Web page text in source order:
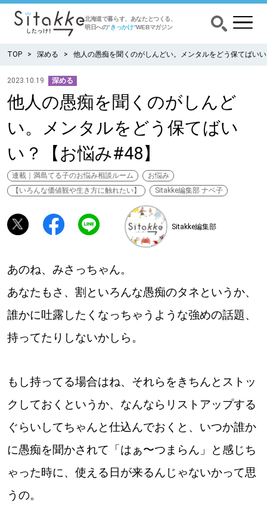
北海道で暮らす、あなたとつくる、
明日への”きっかけ”WEBマガジン
CATEGORY カテゴリー
食べる
出かける
みがく
育む
深める
ゆるむ
LOCAL ローカルエリア
all
道北
TOP 深める 他人の愚痴を聞くのがしんどい。メンタルをどう保てばい
2023.10.19 深める
他人の愚痴を聞くのがしんど
い。メンタルをどう保てばい
い？【お悩み#48】
連載｜満島てる子のお悩み相談ルーム
お悩み
【いろんな価値観や生き方に触れたい】
Sitakke編集部 ナベ子
Sitakke編集部
あのね、みさっちゃん。
あなたもさ、割といろんな愚痴のタネというか、
誰かに吐露したくなっちゃうような強めの話題、
持ってたりしないかしら。
もし持ってる場合はね、それらをきちんとストッ
クしておくというか、なんならリストアップする
ぐらいしてちゃんと仕込んでおくと、いつか誰か
に愚痴を聞かされて「はぁ〜つまらん」と感じち
ゃった時に、使える日が来るんじゃないかって思
うの。